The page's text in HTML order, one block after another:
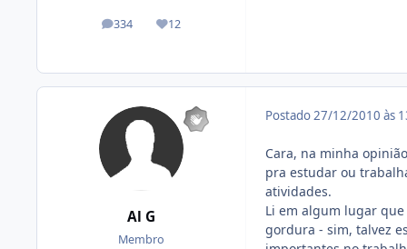
334
posts 12
Reputação
Al G
Membro
Postado27/12/2010 às
Cara, na minha
pra estudar ou
atividades.
Li em algum lugar
gordura - sim, talvez